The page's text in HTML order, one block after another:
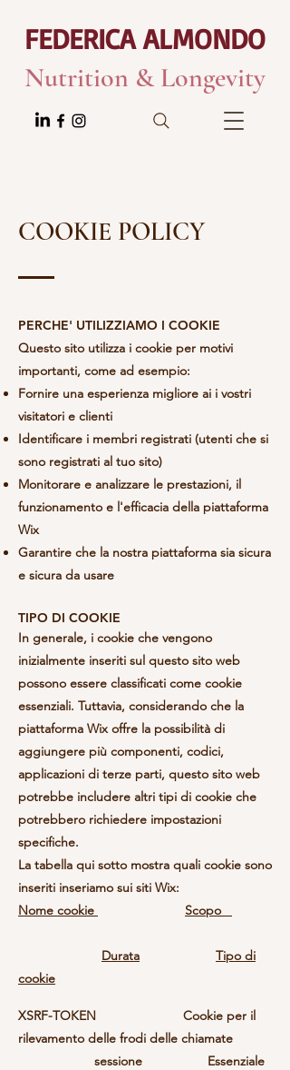
FEDERICA ALMONDO
Nutrition & Longevity
COOKIE POLICY
PERCHE' UTILIZZIAMO I COOKIE
Questo sito utilizza i cookie per motivi
importanti, come ad esempio:
Fornire una esperienza migliore ai i vostri
visitatori e clienti
Identificare i membri registrati (utenti che si
sono registrati al tuo sito)
Monitorare e analizzare le prestazioni, il
funzionamento e l'efficacia della piattaforma
Wix
Garantire che la nostra piattaforma sia sicura
e sicura da usare
TIPO DI COOKIE
In generale, i cookie che vengono
inizialmente inseriti sul questo sito web
possono essere classificati come cookie
essenziali. Tuttavia, considerando che la
piattaforma Wix offre la possibilità di
aggiungere più componenti, codici,
applicazioni di terze parti, questo sito web
potrebbe includere altri tipi di cookie che
potrebbero richiedere impostazioni
specifiche.
La tabella qui sotto mostra quali cookie sono
inseriti inseriamo sui siti Wix:
Nome cookie
Scopo
Durata
Tipo di
cookie
XSRF-TOKEN Cookie per il
rilevamento delle frodi delle chiamate
sessione Essenziale